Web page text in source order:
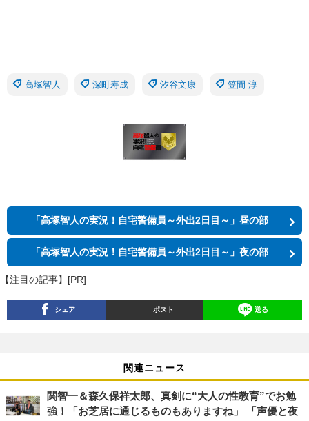
高塚智人 深町寿成 汐谷文康 笠間 淳
「高塚智人の実況！自宅警備員～外出2日目～」昼の部
「高塚智人の実況！自宅警備員～外出2日目～」夜の部
【注目の記事】[PR]
シェア ポスト 送る
関連ニュース
関智一＆森久保祥太郎、真剣に“大人の性教育”でお勉
強！「お芝居に通じるものもありますね」 「声優と夜